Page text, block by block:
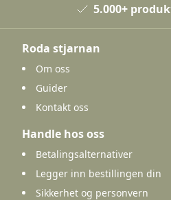
5.000+
Roda stjarnan
Om oss
Guider
Kontakt oss
Handle hos oss
Betalingsalternativer
Legger inn bestillingen din
Sikkerhet og personvern